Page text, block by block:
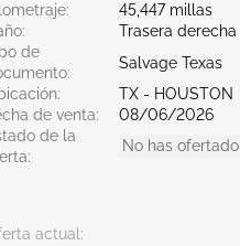
45,447 millas
Trasera derecha
de
Salvage Texas
TX - HOUSTON
de venta:
08/06/2026
de la
No has ofertado
actual: